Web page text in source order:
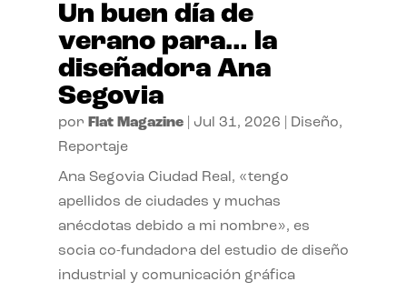
Un buen día de
verano para… la
diseñadora Ana
Segovia
por Flat Magazine| Jul 31, 2026 Diseño,
Reportaje
Ana Segovia Ciudad Real, «tengo
apellidos de ciudades y muchas
anécdotas debido a mi nombre», es
socia co-fundadora del estudio de diseño
industrial y comunicación gráfica